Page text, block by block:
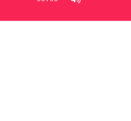
zwiększyć